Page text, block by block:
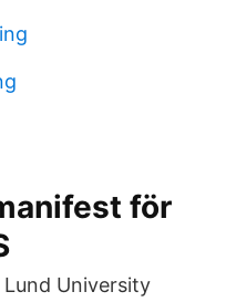
för
University